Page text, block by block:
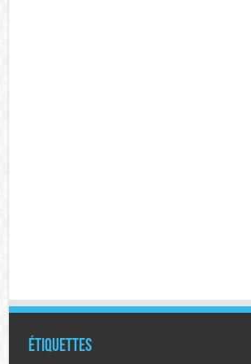
Étiquettes